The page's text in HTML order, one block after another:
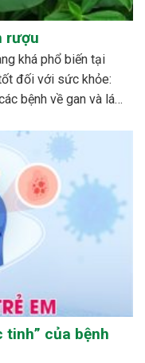
rượu
khá phổ biến tại
đối với sức khỏe:
bệnh về gan và lá
tinh” của bệnh